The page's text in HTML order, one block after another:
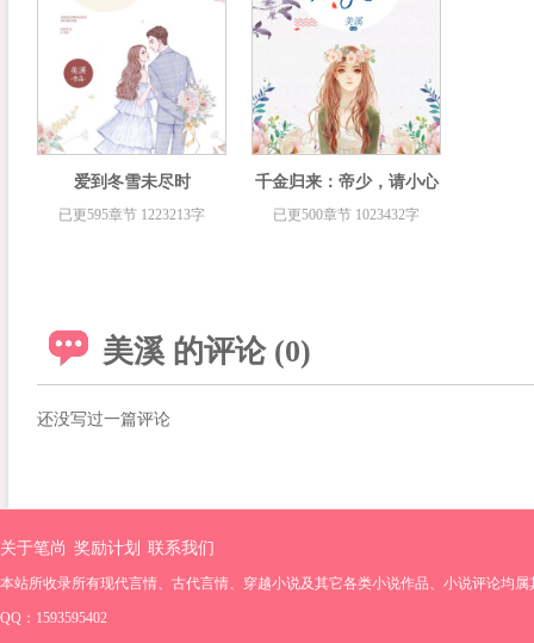
爱到冬雪未尽时
已更595章节 1223213字
千金归来：帝少，请小心
已更500章节 1023432字
美溪 的评论 (0)
还没写过一篇评论
关于笔尚 奖励计划 联系我们
本站所收录所有现代言情、古代言情、穿越小说及其它各类小说作品、小说评论均
QQ：1593595402